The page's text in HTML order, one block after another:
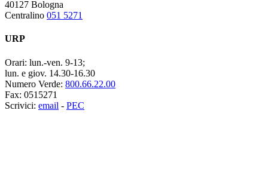
40127 Bologna
Centralino 051 5271
URP
Orari: lun.-ven. 9-13;
lun. e giov. 14.30-16.30
Numero Verde: 800.66.22.00
Fax: 0515271
Scrivici: email - PEC